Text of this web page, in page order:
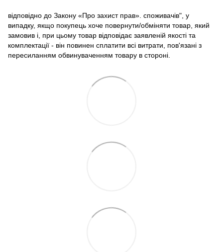
відповідно до Закону «Про захист прав». споживачів", у
випадку, якщо покупець хоче повернути/обміняти товар, який
замовив і, при цьому товар відповідає заявленій якості та
комплектації - він повинен сплатити всі витрати, пов'язані з
пересиланням обвинуваченням товару в стороні.